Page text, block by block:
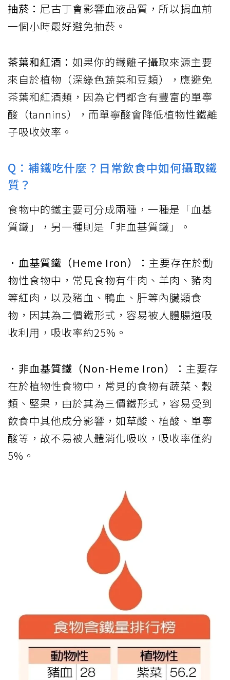
抽菸： 尼古丁會影響血液品質，所以捐血前
一個小時最好避免抽菸。
茶葉和紅酒： 如果你的鐵離子攝取來源主要
來自於植物（深綠色蔬菜和豆類），應避免
茶葉和紅酒類，因為它們都含有豐富的單寧
酸（tannins），而單寧酸會降低植物性鐵離
子吸收效率。
Q：補鐵吃什麼？日常飲食中如何攝取鐵
質？
食物中的鐵主要可分成兩種，一種是「血基
質鐵」，另一種則是「非血基質鐵」。
．血基質鐵（Heme Iron）： 主要存在於動
物性食物中，常見食物有牛肉、羊肉、豬肉
等紅肉，以及豬血、鴨血、肝等內臟類食
物，因其為二價鐵形式，容易被人體腸道吸
收利用，吸收率約25%。
．非血基質鐵（Non-Heme Iron）： 主要存
在於植物性食物中，常見的食物有蔬菜、穀
類、堅果，由於其為三價鐵形式，容易受到
飲食中其他成分影響，如草酸、植酸、單寧
酸等，故不易被人體消化吸收，吸收率僅約
5%。